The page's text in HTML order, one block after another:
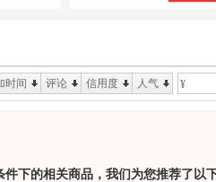
时间 评论 信用度 人气 ¥
下的相关商品，我们为您推荐了以